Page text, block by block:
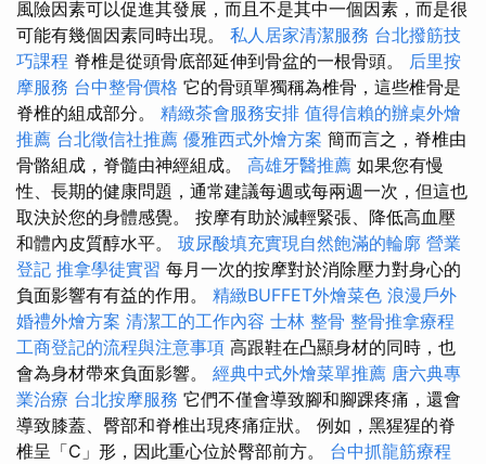
風險因素可以促進其發展，而且不是其中一個因素，而是很
可能有幾個因素同時出現。 私人居家清潔服務 台北撥筋技
巧課程 脊椎是從頭骨底部延伸到骨盆的一根骨頭。 后里按
摩服務 台中整骨價格 它的骨頭單獨稱為椎骨，這些椎骨是
脊椎的組成部分。 精緻茶會服務安排 值得信賴的辦桌外燴
推薦 台北徵信社推薦 優雅西式外燴方案 簡而言之，脊椎由
骨骼組成，脊髓由神經組成。 高雄牙醫推薦 如果您有慢
性、長期的健康問題，通常建議每週或每兩週一次，但這也
取決於您的身體感覺。 按摩有助於減輕緊張、降低高血壓
和體內皮質醇水平。 玻尿酸填充實現自然飽滿的輪廓 營業
登記 推拿學徒實習 每月一次的按摩對於消除壓力對身心的
負面影響有有益的作用。 精緻BUFFET外燴菜色 浪漫戶外
婚禮外燴方案 清潔工的工作內容 士林 整骨 整骨推拿療程
工商登記的流程與注意事項 高跟鞋在凸顯身材的同時，也
會為身材帶來負面影響。 經典中式外燴菜單推薦 唐六典專
業治療 台北按摩服務 它們不僅會導致腳和腳踝疼痛，還會
導致膝蓋、臀部和脊椎出現疼痛症狀。 例如，黑猩猩的脊
椎呈「C」形，因此重心位於臀部前方。 台中抓龍筋療程